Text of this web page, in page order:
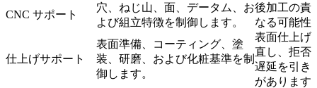
CNC サポート
穴、ねじ山、面、データム、お
よび組立特徴を制御します。
後加工の責
なる可能性
仕上げサポート
表面準備、コーティング、塗
装、研磨、および化粧基準を制
御します。
表面仕上げ
直し、拒否
遅延を引き
があります